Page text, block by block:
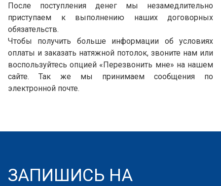
После поступления денег мы незамедлительно
приступаем к выполнению наших договорных
обязательств.
Чтобы получить больше информации об условиях
оплаты и заказать натяжной потолок, звоните нам или
воспользуйтесь опцией «Перезвонить мне» на нашем
сайте. Так же мы принимаем сообщения по
электронной почте.
ЗАПИШИСЬ НА